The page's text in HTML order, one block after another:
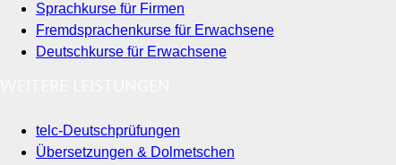
Sprachkurse für Firmen
Fremdsprachenkurse für Erwachsene
Deutschkurse für Erwachsene
telc-Deutschprüfungen
Übersetzungen & Dolmetschen